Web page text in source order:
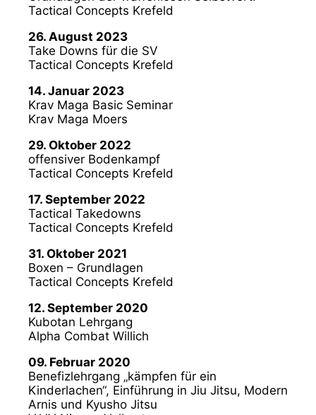
Tactical Concepts Krefeld
26. August 2023
Take Downs für die SV
Tactical Concepts Krefeld
14. Januar 2023
Krav Maga Basic Seminar
Krav Maga Moers
29. Oktober 2022
offensiver Bodenkampf
Tactical Concepts Krefeld
17. September 2022
Tactical Takedowns
Tactical Concepts Krefeld
31. Oktober 2021
Boxen – Grundlagen
Tactical Concepts Krefeld
12. September 2020
Kubotan Lehrgang
Alpha Combat Willich
09. Februar 2020
Benefizlehrgang „kämpfen für ein
Kinderlachen“, Einführung in Jiu Jitsu, Modern
Arnis und Kyusho Jitsu